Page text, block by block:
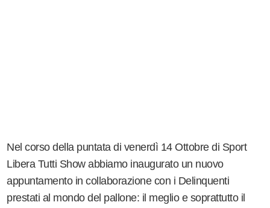
Nel corso della puntata di venerdì 14 Ottobre di Sport
Libera Tutti Show abbiamo inaugurato un nuovo
appuntamento in collaborazione con i Delinquenti
prestati al mondo del pallone: il meglio e soprattutto il